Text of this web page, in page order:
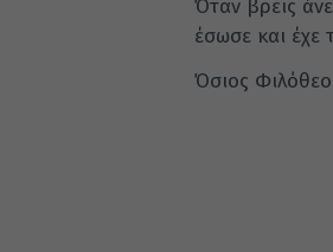
Όταν βρεις
έσωσε και έχε
Όσιος